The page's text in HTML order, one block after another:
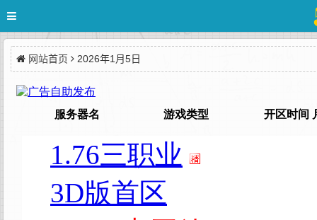
网站首页 2026年1月5日